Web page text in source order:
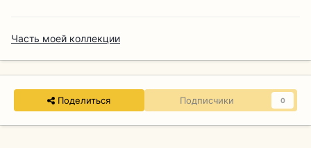
Часть моей коллекции
Поделиться Подписчики 0